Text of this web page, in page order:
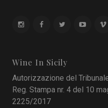
Wine In Sicily
Autorizzazione del
Reg. Stampa nr. 4 del 10
2225/2017